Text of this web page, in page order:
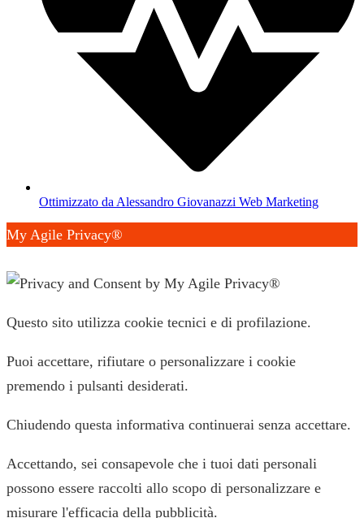
Ottimizzato da Alessandro Giovanazzi Web Marketing
My Agile Privacy®
Questo sito utilizza cookie tecnici e di profilazione.
Puoi accettare, rifiutare o personalizzare i cookie
premendo i pulsanti desiderati.
Chiudendo questa informativa continuerai senza accettare.
Accettando, sei consapevole che i tuoi dati personali
possono essere raccolti allo scopo di personalizzare e
misurare l'efficacia della pubblicità.